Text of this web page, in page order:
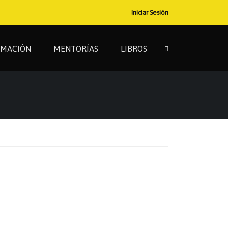
Iniciar Sesión
MENTORÍAS LIBROS